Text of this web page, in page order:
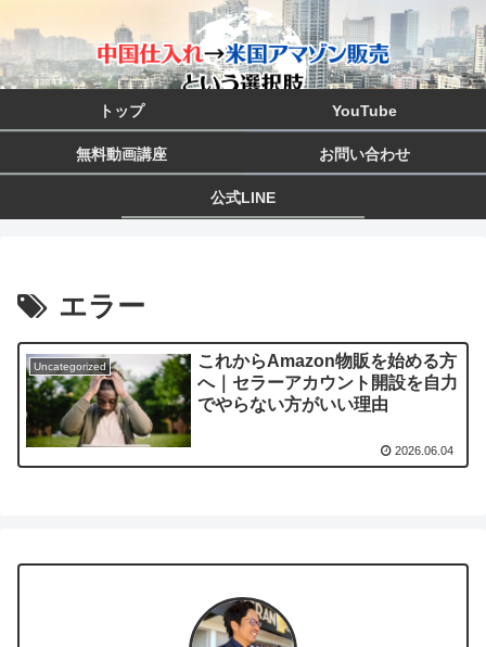
トップ YouTube
無料動画講座 お問い合わせ
公式LINE
エラー
Uncategorized
これからAmazon物販を始める方
へ｜セラーアカウント開設を自力
でやらない方がいい理由
2026.06.04